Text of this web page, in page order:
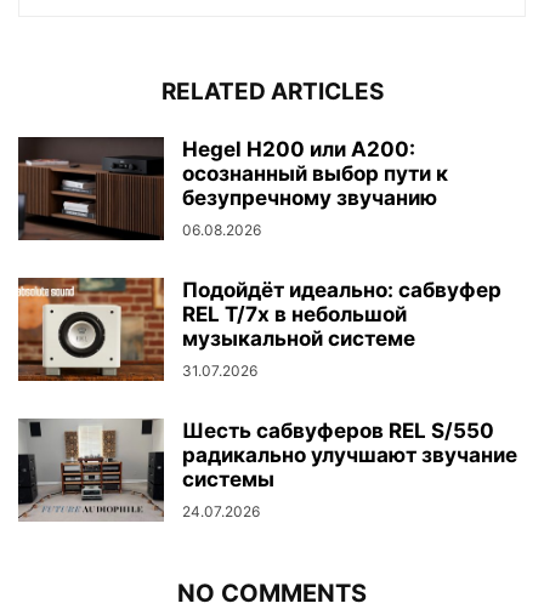
RELATED ARTICLES
Hegel H200 или A200:
осознанный выбор пути к
безупречному звучанию
06.08.2026
Подойдёт идеально: сабвуфер
REL T/7x в небольшой
музыкальной системе
31.07.2026
Шесть сабвуферов REL S/550
радикально улучшают звучание
системы
24.07.2026
NO COMMENTS